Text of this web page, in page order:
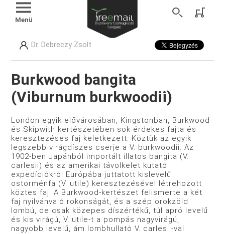
Menü
Dr. Debreczy Zsolt
Burkwood bangita
(Viburnum burkwoodii)
London egyik elővárosában, Kingstonban, Burkwood
és Skipwith kertészetében sok érdekes fajta és
keresztezéses faj keletkezett. Köztük az egyik
legszebb virágdíszes cserje a V. burkwoodii. Az
1902-ben Japánból importált illatos bangita (V.
carlesii) és az amerikai távolkelet kutató
expedíciókról Európába juttatott kislevelű
ostorménfa (V. utile) keresztezésével létrehozott
köztes faj. A Burkwood-kertészet felismerte a két
faj nyilvánvaló rokonságát, és a szép örökzöld
lombú, de csak közepes díszértékű, túl apró levelű
és kis virágú, V. utile-t a pompás nagyvirágú,
nagyobb levelű, ám lombhullató V. carlesii-val